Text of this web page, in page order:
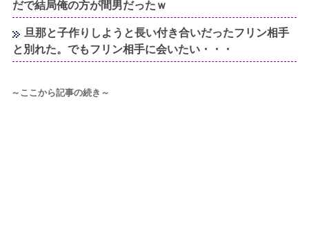
だで結局俺の方が間男だったｗ
旦那と子作りしようと長い付き合いだったフリン相手
と別れた。でもフリン相手に会いたい・・・
～ここから記事の続き～